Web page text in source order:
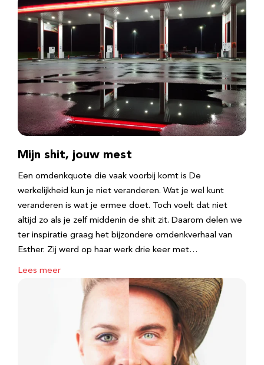
Mijn shit, jouw mest
Een omdenkquote die vaak voorbij komt is De
werkelijkheid kun je niet veranderen. Wat je wel kunt
veranderen is wat je ermee doet. Toch voelt dat niet
altijd zo als je zelf middenin de shit zit. Daarom delen we
ter inspiratie graag het bijzondere omdenkverhaal van
Esther. Zij werd op haar werk drie keer met…
Lees meer